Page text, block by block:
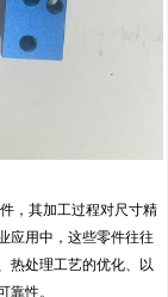
，其加工过程对尺寸精
应用中，这些零件往往
热处理工艺的优化、以
靠性。